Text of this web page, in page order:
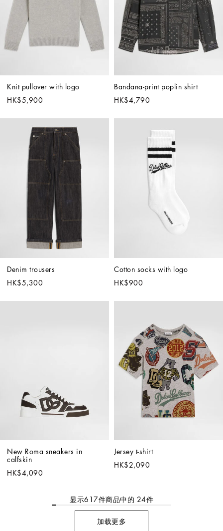
Knit pullover with logo
HK$5,900
Bandana-print poplin shirt
HK$4,790
Denim trousers
HK$5,300
Cotton socks with logo
HK$900
New Roma sneakers in
calfskin
HK$4,090
Jersey t-shirt
HK$2,090
显示617件商品中的 24件
加载更多